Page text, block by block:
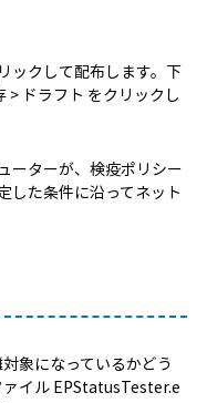
ックして配布します。下
> ドラフト をクリックし
ーターが、検疫ポリシー
した条件に沿ってネット
象になっているかどう
イル EPStatusTester.e